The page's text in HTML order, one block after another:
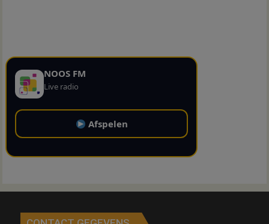
NOOS FM
Live radio
Afspelen